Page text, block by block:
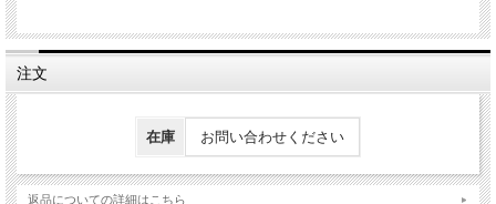
注文
在庫 お問い合わせください
返品についての詳細はこちら